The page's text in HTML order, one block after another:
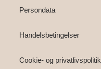
Persondata
Handelsbetingelser
Cookie- og privatlivspolitik